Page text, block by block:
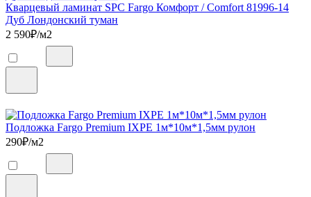
Кварцевый ламинат SPC Fargo Комфорт / Comfort 81996-14
Дуб Лондонский туман
2 590₽/м2
Подложка Fargo Premium IXPE 1м*10м*1,5мм рулон
290₽/м2